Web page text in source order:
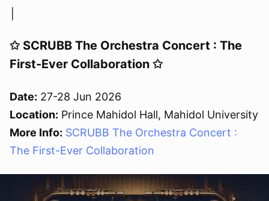
✩ SCRUBB The Orchestra Concert : The
First-Ever Collaboration ✩
Date: 27-28 Jun 2026
Location: Prince Mahidol Hall, Mahidol University
More Info: SCRUBB The Orchestra Concert :
The First-Ever Collaboration